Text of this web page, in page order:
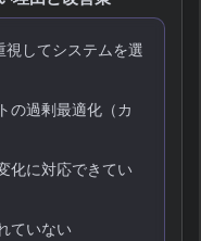
視してシステムを選
の過剰最適化（カ
化に対応できてい
ていない